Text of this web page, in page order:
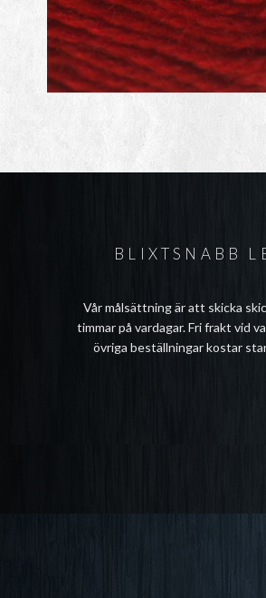
BLIXTSNABB
Vår målsättning är att skicka
timmar på vardagar. Fri frakt vid
övriga beställningar kostar